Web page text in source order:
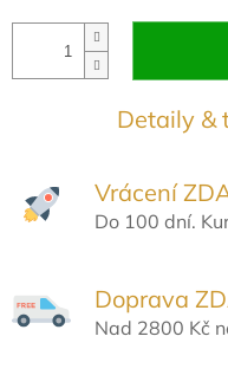
Detaily &
Vrácení
Do 100 dní.
Doprava
Nad 2800 Kč